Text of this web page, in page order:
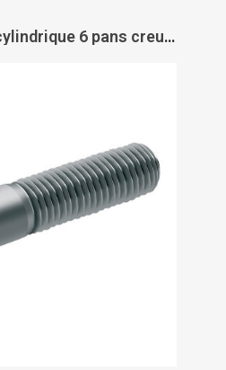
Vis métaux tête cylindrique 6 pans creux inox A2 filetage partiel DIN 912 - ACTON